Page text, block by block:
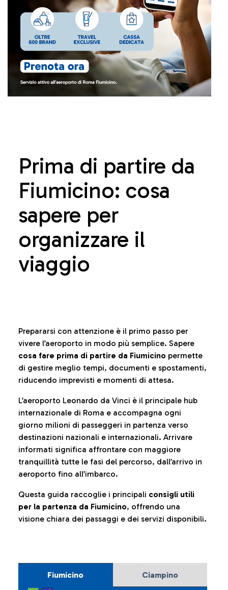
Prima di partire da
Fiumicino: cosa
sapere per
organizzare il
viaggio
Prepararsi con attenzione è il primo passo per
vivere l’aeroporto in modo più semplice. Sapere
cosa fare prima di partire da Fiumicino permette
di gestire meglio tempi, documenti e spostamenti,
riducendo imprevisti e momenti di attesa.
L’aeroporto Leonardo da Vinci è il principale hub
internazionale di Roma e accompagna ogni
giorno milioni di passeggeri in partenza verso
destinazioni nazionali e internazionali. Arrivare
informati significa affrontare con maggiore
tranquillità tutte le fasi del percorso, dall’arrivo in
aeroporto fino all’imbarco.
Questa guida raccoglie i principali consigli utili
per la partenza da Fiumicino, offrendo una
visione chiara dei passaggi e dei servizi disponibili.
Fiumicino Ciampino